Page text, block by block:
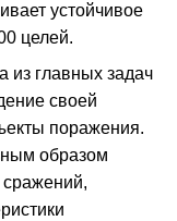
устойчивое
целей.
из главных задач
своей
поражения.
образом